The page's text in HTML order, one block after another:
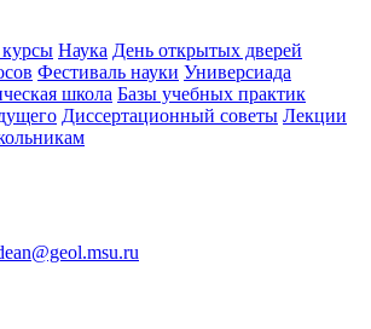
Наука День открытых дверей
Фестиваль науки Универсиада
школа Базы учебных практик
Диссертационный советы Лекции